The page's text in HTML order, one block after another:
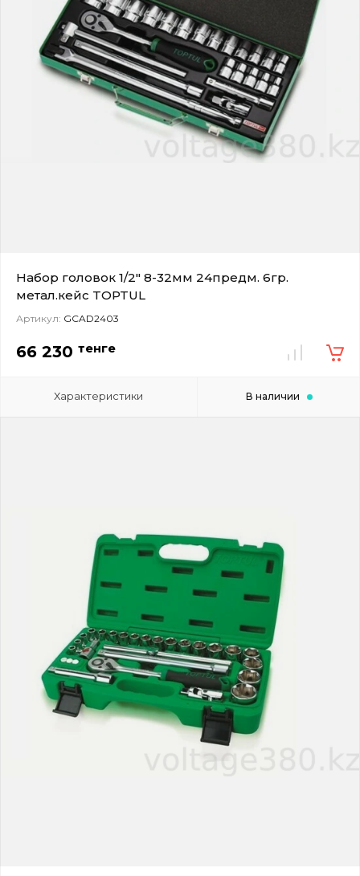
Набор головок 1/2" 8-32мм 24предм. 6гр.
метал.кейс TOPTUL
Артикул: GCAD2403
66 230 тенге
Характеристики В наличии